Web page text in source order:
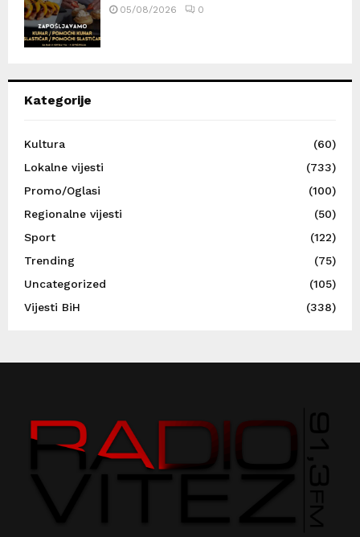
05/08/2026 0
Kategorije
Kultura
(60)
Lokalne vijesti
(733)
Promo/Oglasi
(100)
Regionalne vijesti
(50)
Sport
(122)
Trending
(75)
Uncategorized
(105)
Vijesti BiH
(338)